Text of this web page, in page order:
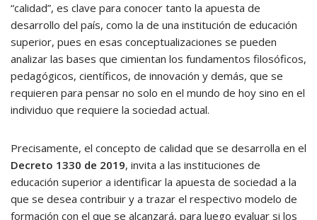
“calidad”, es clave para conocer tanto la apuesta de
desarrollo del país, como la de una institución de educación
superior, pues en esas conceptualizaciones se pueden
analizar las bases que cimientan los fundamentos filosóficos,
pedagógicos, científicos, de innovación y demás, que se
requieren para pensar no solo en el mundo de hoy sino en el
individuo que requiere la sociedad actual.
Precisamente, el concepto de calidad que se desarrolla en el
Decreto 1330 de 2019, invita a las instituciones de
educación superior a identificar la apuesta de sociedad a la
que se desea contribuir y a trazar el respectivo modelo de
formación con el que se alcanzará, para luego evaluar si los